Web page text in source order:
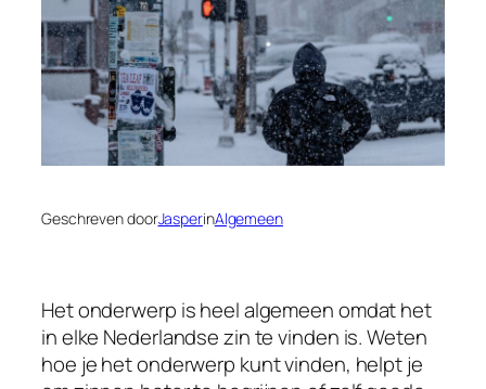
Geschreven doorJasperinAlgemeen
Het onderwerp is heel algemeen omdat het
in elke Nederlandse zin te vinden is. Weten
hoe je het onderwerp kunt vinden, helpt je